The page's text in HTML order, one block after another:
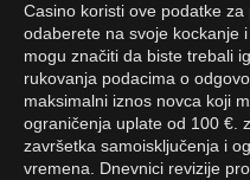
Casino koristi ove podatke
odaberete na svoje kockanje
mogu značiti da biste trebali
rukovanja podacima o
maksimalni iznos novca koji
ograničenja uplate od 100 €.
završetka samoisključenja i
vremena. Dnevnici revizije